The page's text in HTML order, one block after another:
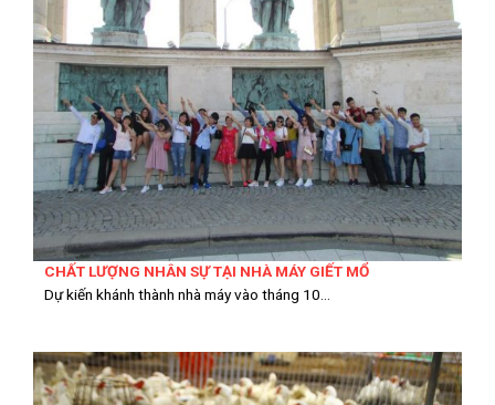
CHẤT LƯỢNG NHÂN SỰ TẠI NHÀ MÁY GIẾT MỔ
Dự kiến khánh thành nhà máy vào tháng 10...